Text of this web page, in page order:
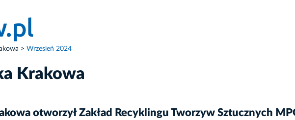
Wrzesień 2024
Krakowa
otworzył Zakład Recyklingu Tworzyw Sztucznych